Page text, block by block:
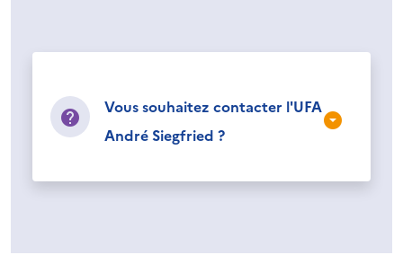
Vous souhaitez contacter l'UFA
André Siegfried ?